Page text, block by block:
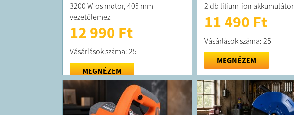
3200 W-os motor, 405 mm
vezetőlemez
12 990 Ft
Vásárlások száma: 25
MEGNÉZEM
2 db lítium-ion akkumulátor
11 490 Ft
Vásárlások száma: 25
MEGNÉZEM